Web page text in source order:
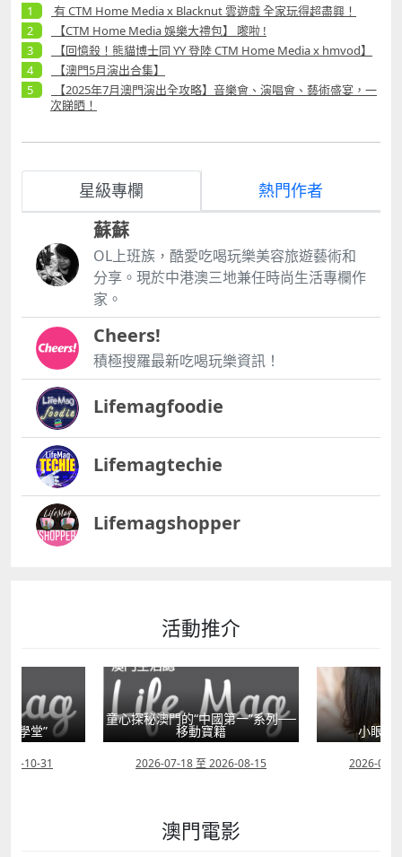
步驚心、雲之巔、 壁掛天梯... 等等 令人驚喜, 一進景
區, 便被一間間、一排排座位立於懸崖上, 掩映在茂密樹
林叢中懸崖木屋酒店所吸引眼球, 第一次見到如此特別
又別具冒險特色的懸崖酒店房子。 酒店腳下便是鳥兒也
難度的懸崖, 對面是草木茂盛的絕壁了, 真想體驗一下,
可惜我們的住宿及和行程已定, 留下再遊的藉口了哈 鬼
景區到處可見2.5億年前三疊紀逐漸而成的嶂谷地質。
曠神怡， 越往地心洞天走, 越感寒氣涼快, 相信這裡的
夏天, 會是一個避暑勝地。 一路上的恩施地心穀的棧道
作, 長長蜿蜒地心洞下， 可謂是一路是風景，時而是
ldquo;龍抬頭rdquo; 巧趣樹木， 時而又是一幅rdquo;
巨猿頭像rdquo; 地質石流， 一步一景的美麗風光將我
們領至形狀如一顆愛心， 一池水的洗心潭, 又是一個打
卡的美景之一, 大自然的神來之筆勾畫出來的石門之心
ndash;洗心潭, 確是涼氣撲面, 沁人心脾, 令人愉悅。 地
心谷門票TIPS 成人票：120人 優待票：75人 地心谷景
區開放時間：8：0015：30 地址：湖北省恩施土家族苗
族自治州建始县高坪镇G318 #神農架山腳的 ※ 大九湖
濕地公園 ※# #廣東名山 ※龍川霍山※# 其它文章, 詳情
請點擊澳門科學館「蒸氣誌電子月刊」 內之「近代中國
科學家事蹟及其精神」
httpswww.msc.org.mozhflipbook55STEAMISSUE 本
篇文章、相片版權屬作者所有，經由版權持有人授權
CyberCTM.com發表。 聯絡及邀約
irene801802@hotmail.com
有 CTM Home Media x Blacknut 雲遊戲 全家玩得超盡興！
【CTM Home Media 娛樂大禮包】 嚟啦 !
【回憶殺！熊貓博士同 YY 登陸 CTM Home Media x hmvod】
【澳門5月演出合集】
【2025年7月澳門演出全攻略】音樂會、演唱會、藝術盛宴，一
次睇晒！
星級專欄 熱門作者
蘇蘇
OL上班族，酷愛吃喝玩樂美容旅遊藝術和
分享。現於中港澳三地兼任時尚生活專欄作
家。
Cheers!
積極搜羅最新吃喝玩樂資訊！
Lifemagfoodie
Lifemagtechie
Lifemagshopper
活動推介
e學堂”
10-31
童心探秘澳門的“中國第一”系列──
移動寶籍
2026-07-18 至 2026-08-15
小眼晴
2026-07-
澳門電影